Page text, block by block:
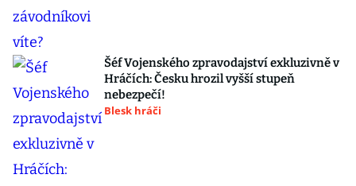
Šéf Vojenského zpravodajství exkluzivně v
Hráčích: Česku hrozil vyšší stupeň
nebezpečí!
Blesk hráči